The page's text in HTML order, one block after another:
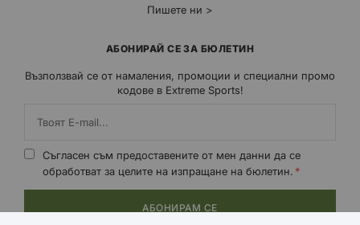
Пишете ни >
АБОНИРАЙ СЕ ЗА БЮЛЕТИН
Възползвай се от намаления, промоции и специални промо
кодове в Extreme Sports!
Съгласен съм предоставените от мен данни да се
обработват за целите на изпращане на бюлетин.
АБОНИРАМ СЕ